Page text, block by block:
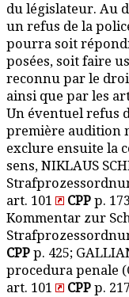
du législateur. Au
un refus de la
pourra soit
posées, soit faire
reconnu par le
ainsi que par les
Un éventuel refus
première audition
exclure ensuite la
sens, NIKLAUS
art. 101
CPP p.
Kommentar zur
CPP p. 425;
procedura penale
art. 101
CPP p.